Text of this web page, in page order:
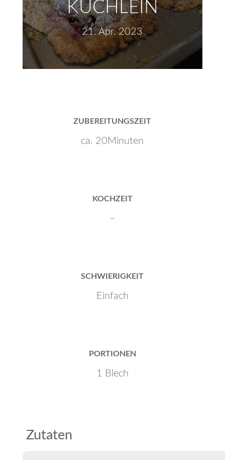
KÜCHLEIN
21. Apr. 2023
ZUBEREITUNGSZEIT
ca. 20Minuten
KOCHZEIT
–
SCHWIERIGKEIT
Einfach
PORTIONEN
1 Blech
Zutaten